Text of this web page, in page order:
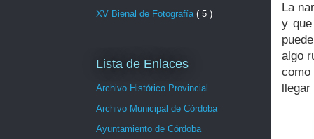
La
y
algo
como
llegar
XV Bienal de Fotografía ( 5 )
Lista de Enlaces
Archivo Histórico Provincial
Archivo Municipal de Córdoba
Ayuntamiento de Córdoba